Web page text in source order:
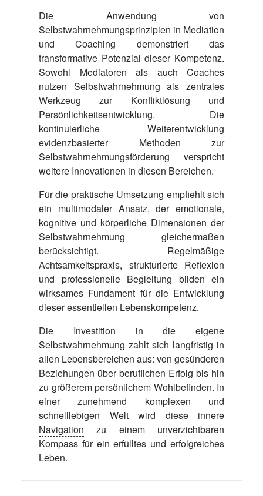
Die Anwendung von
Selbstwahrnehmungsprinzipien in Mediation
und Coaching demonstriert das
transformative Potenzial dieser Kompetenz.
Sowohl Mediatoren als auch Coaches
nutzen Selbstwahrnehmung als zentrales
Werkzeug zur Konfliktlösung und
Persönlichkeitsentwicklung. Die
kontinuierliche Weiterentwicklung
evidenzbasierter Methoden zur
Selbstwahrnehmungsförderung verspricht
weitere Innovationen in diesen Bereichen.
Für die praktische Umsetzung empfiehlt sich
ein multimodaler Ansatz, der emotionale,
kognitive und körperliche Dimensionen der
Selbstwahrnehmung gleichermaßen
berücksichtigt. Regelmäßige
Achtsamkeitspraxis, strukturierte Reflexion
und professionelle Begleitung bilden ein
wirksames Fundament für die Entwicklung
dieser essentiellen Lebenskompetenz.
Die Investition in die eigene
Selbstwahrnehmung zahlt sich langfristig in
allen Lebensbereichen aus: von gesünderen
Beziehungen über beruflichen Erfolg bis hin
zu größerem persönlichem Wohlbefinden. In
einer zunehmend komplexen und
schnelllebigen Welt wird diese innere
Navigation zu einem unverzichtbaren
Kompass für ein erfülltes und erfolgreiches
Leben.